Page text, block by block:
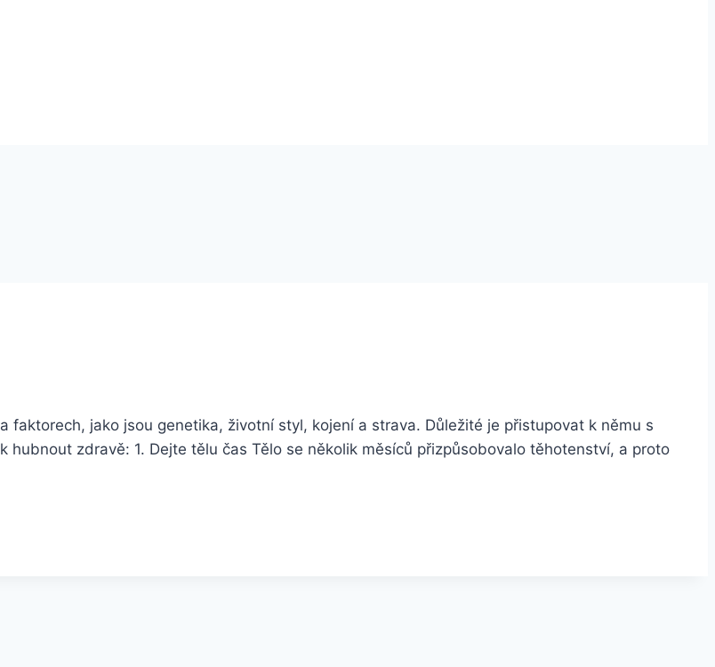
jako jsou genetika, životní styl, kojení a strava. Důležité je přistupovat k němu s
zdravě: 1. Dejte tělu čas Tělo se několik měsíců přizpůsobovalo těhotenství, a proto